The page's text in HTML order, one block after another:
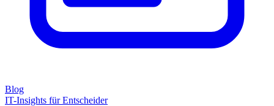
Blog
IT-Insights für Entscheider